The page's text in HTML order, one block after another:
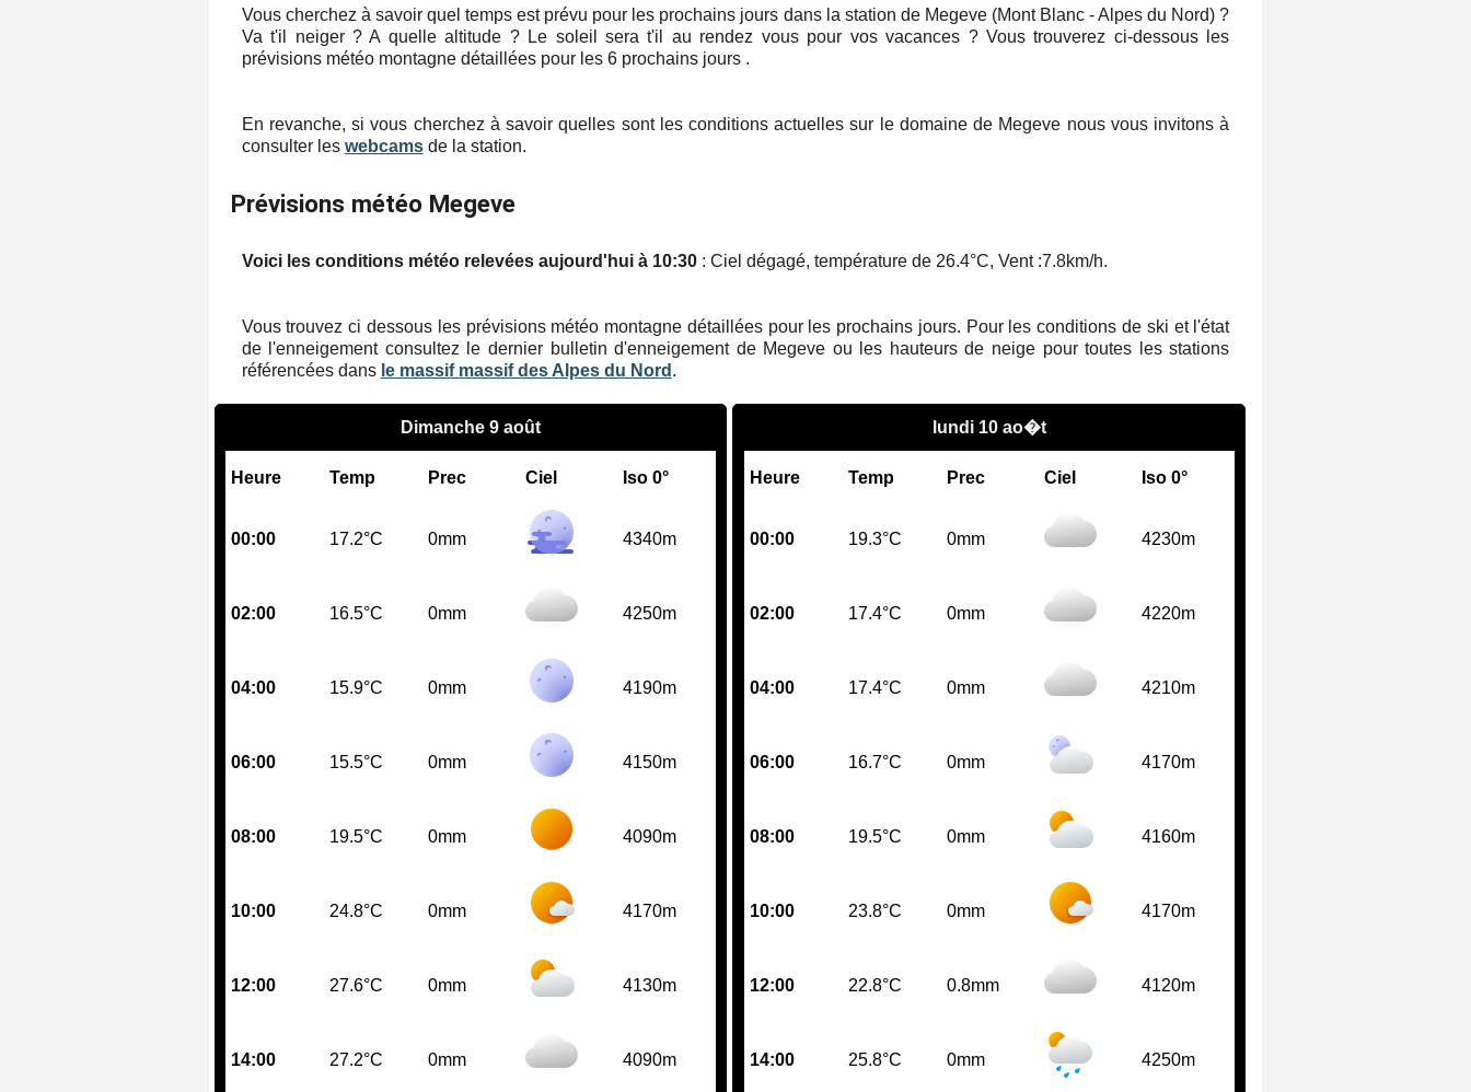
Vous cherchez à savoir quel temps est prévu pour les prochains jours dans la station de Megeve (Mont Blanc - Alpes du Nord) ?
Va t'il neiger ? A quelle altitude ? Le soleil sera t'il au rendez vous pour vos vacances ? Vous trouverez ci-dessous les
prévisions météo montagne détaillées pour les 6 prochains jours .
En revanche, si vous cherchez à savoir quelles sont les conditions actuelles sur le domaine de Megeve nous vous invitons à
consulter les webcamsde la station.
Prévisions météo Megeve
Voici les conditions météo relevées aujourd'hui à 10:30: Ciel dégagé, température de 26.4°C, Vent :7.8km/h.
Vous trouvez ci dessous les prévisions météo montagne détaillées pour les prochains jours. Pour les conditions de ski et l'état
de l'enneigement consultez le dernier bulletin d'enneigement de Megeve ou les hauteurs de neige pour toutes les stations
référencées dans le massif massif des Alpes du Nord .
Dimanche 9 août
Heure Temp Prec Ciel Iso 0°
00:00 17.2°C 0mm 4340m
02:00 16.5°C 0mm 4250m
04:00 15.9°C 0mm 4190m
06:00 15.5°C 0mm 4150m
08:00 19.5°C 0mm 4090m
10:00 24.8°C 0mm 4170m
12:00 27.6°C 0mm 4130m
14:00 27.2°C 0mm 4090m
lundi 10 ao�t
Heure Temp Prec Ciel Iso 0°
00:00 19.3°C 0mm 4230m
02:00 17.4°C 0mm 4220m
04:00 17.4°C 0mm 4210m
06:00 16.7°C 0mm 4170m
08:00 19.5°C 0mm 4160m
10:00 23.8°C 0mm 4170m
12:00 22.8°C 0.8mm 4120m
14:00 25.8°C 0mm 4250m